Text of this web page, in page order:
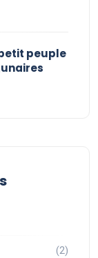
peuple
(2)